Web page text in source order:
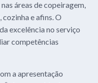
áreas de copeiragem,
e afins. O
excelência no serviço
competências
a apresentação